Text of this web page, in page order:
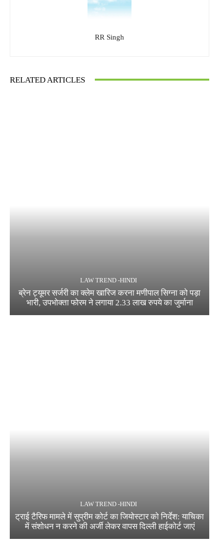
RR Singh
RELATED ARTICLES
LAW TREND -HINDI
ब्रेन ट्यूमर सर्जरी का क्लेम खारिज करना मणीपाल सिग्ना को पड़ा
भारी, उपभोक्ता फोरम ने लगाया 2.33 लाख रुपये का जुर्माना
LAW TREND -HINDI
ट्राई टैरिफ मामले में सुप्रीम कोर्ट का जियोस्टार को निर्देश: याचिका
में संशोधन न करने की अर्जी लेकर वापस दिल्ली हाईकोर्ट जाएं